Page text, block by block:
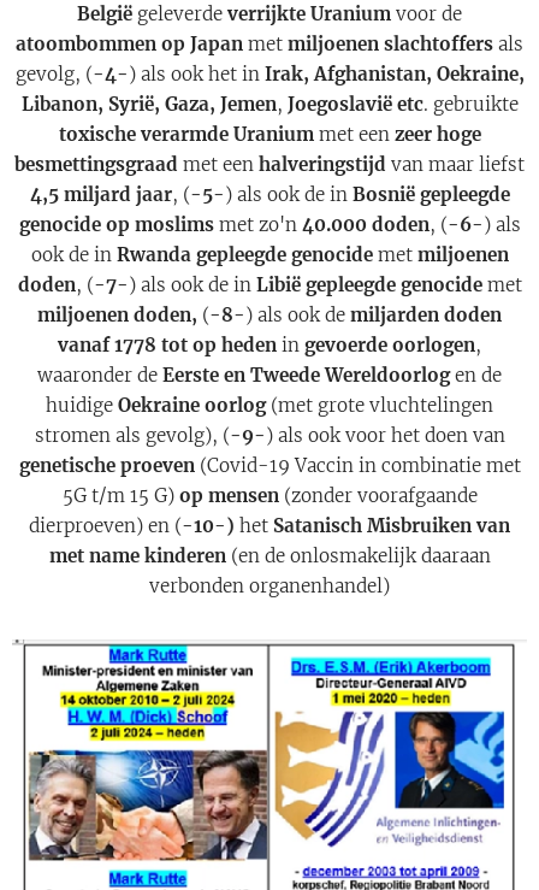
België geleverde verrijkte Uranium voor de
atoombommen op Japan met miljoenen slachtoffers als
gevolg, (-4-) als ook het in Irak, Afghanistan, Oekraine,
Libanon, Syrië, Gaza, Jemen, Joegoslavië etc. gebruikte
toxische verarmde Uraniummet een zeer hoge
besmettingsgraad met een halveringstijd van maar liefst
4,5 miljard jaar, (-5-) als ook de in Bosnië gepleegde
genocide op moslimsmet zo'n 40.000 doden, (-6-) als
ook de in Rwanda gepleegde genocidemet miljoenen
doden, (-7-) als ook de in Libië gepleegde genocidemet
miljoenen doden, (-8-) als ook de miljarden doden
vanaf 1778 tot op heden in gevoerde oorlogen,
waaronder de Eerste en Tweede Wereldoorlogen de
huidige Oekraine oorlog(met grote vluchtelingen
stromen als gevolg), (-9-) als ook voor het doen van
genetische proeven(Covid-19 Vaccin in combinatie met
5G t/m 15 G) op mensen(zonder voorafgaande
dierproeven) en (-10-) het Satanisch Misbruiken van
met name kinderen(en de onlosmakelijk daaraan
verbonden organenhandel)